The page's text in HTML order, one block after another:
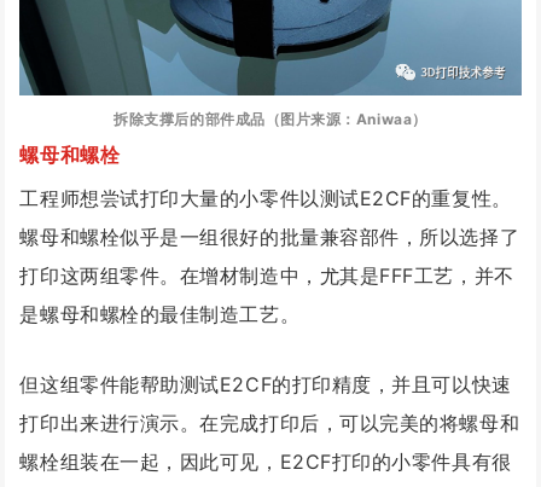
拆除支撑后的部件成品（图片来源：Aniwaa）
螺母和螺栓
工程师想尝试打印大量的小零件以测试E2CF的重复性。
螺母和螺栓似乎是一组很好的批量兼容部件，所以选择了
打印这两组零件。在增材制造中，尤其是FFF工艺，并不
是螺母和螺栓的最佳制造工艺。
但这组零件能帮助测试E2CF的打印精度，并且可以快速
打印出来进行演示。在完成打印后，可以完美的将螺母和
螺栓组装在一起，因此可见，E2CF打印的小零件具有很